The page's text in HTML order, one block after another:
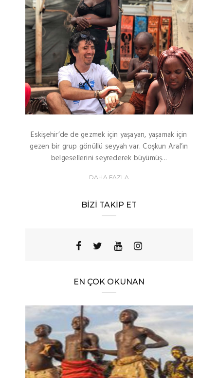
Eskişehir’de de gezmek için yaşayan, yaşamak için
gezen bir grup gönüllü seyyah var. Coşkun Aral’ın
belgesellerini seyrederek büyümüş...
DAHA FAZLA
BIZI TAKIP ET
EN ÇOK OKUNAN